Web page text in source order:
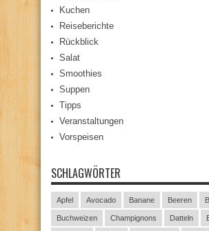
Kuchen
Reiseberichte
Rückblick
Salat
Smoothies
Suppen
Tipps
Veranstaltungen
Vorspeisen
SCHLAGWÖRTER
Apfel Avocado Banane Beeren
Buchweizen Champignons Datteln